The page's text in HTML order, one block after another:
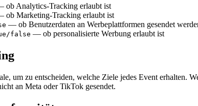
ob Analytics-Tracking erlaubt ist
ob Marketing-Tracking erlaubt ist
— ob Benutzerdaten an Werbeplattformen gesendet
false — ob personalisierte Werbung erlaubt ist
um zu entscheiden, welche Ziele jedes Event
an Meta oder TikTok gesendet.